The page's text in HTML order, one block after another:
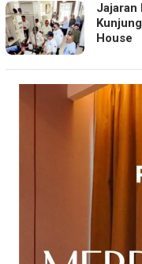
Jajaran
House